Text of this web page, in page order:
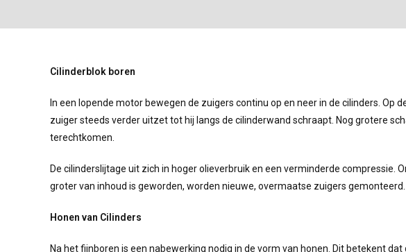
Cilinderblok boren
In een lopende motor bewegen de zuigers continu op en neer in de cilinders.
zuiger steeds verder uitzet tot hij langs de cilinderwand schraapt. Nog grotere
terechtkomen.
De cilinderslijtage uit zich in hoger olieverbruik en een verminderde
groter van inhoud is geworden, worden nieuwe, overmaatse zuigers gemonteerd.
Honen van Cilinders
Na het fijnboren is een nabewerking nodig in de vorm van honen. Dit betekent